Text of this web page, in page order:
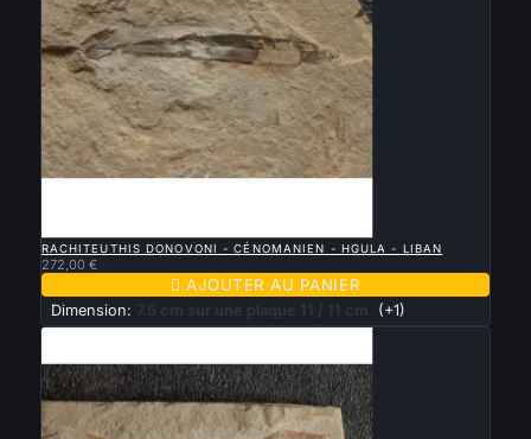
RACHITEUTHIS DONOVONI - CÉNOMANIEN - HGULA - LIBAN
272,00 €
 AJOUTER AU PANIER
Dimension: 7.5 cm sur une plaque 11 / 11 cm (+1)